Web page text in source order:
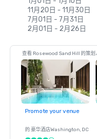
11月20日 - 11月30日
7月01日 - 7月31日
2月01日 - 2月26日
查看 Rosewood Sand Hill 的策划
Promote your venue
的 豪华酒店Washington, DC